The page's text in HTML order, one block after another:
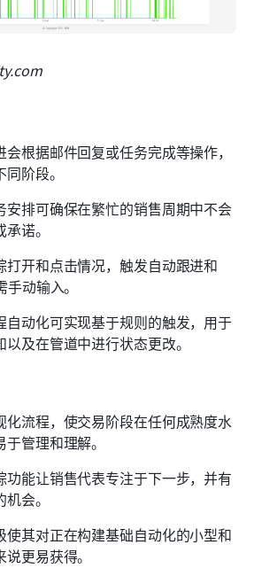
根据邮件回复或任务完成等操作，
阶段。
安排可确保在繁忙的销售周期中不会
诺。
打开和点击情况，触发自动跟进和
动输入。
自动化可实现基于规则的触发，用于
及在管道中进行状态更改。
化流程，使交易阶段在任何成熟度水
管理和理解。
功能让销售代表专注于下一步，并有
会。
使其对正在构建基础自动化的小型和
更易获得。